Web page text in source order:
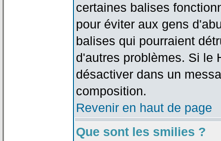
certaines balises
pour éviter aux gens
balises qui pourraient
d'autres problèmes. Si le
désactiver dans un
composition.
Revenir en haut de page
Que sont les smilies ?